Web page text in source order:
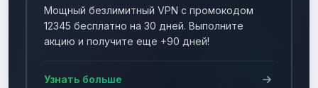
Мощный безлимитный VPN с промокодом
12345 бесплатно на 30 дней. Выполните
акцию и получите еще +90 дней!
Узнать больше